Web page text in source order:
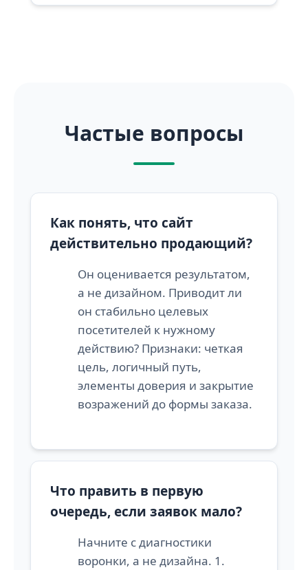
Частые вопросы
Как понять, что сайт
действительно продающий?
Он оценивается результатом,
а не дизайном. Приводит ли
он стабильно целевых
посетителей к нужному
действию? Признаки: четкая
цель, логичный путь,
элементы доверия и закрытие
возражений до формы заказа.
Что править в первую
очередь, если заявок мало?
Начните с диагностики
воронки, а не дизайна. 1.